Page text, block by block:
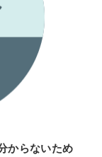
からないため